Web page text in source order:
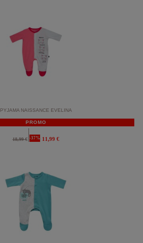
PYJAMA NAISSANCE EVELINA
PROMO
18,99 € -37% 11,99 €